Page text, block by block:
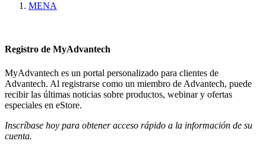
MENA
Registro de MyAdvantech
MyAdvantech es un portal personalizado para clientes de
Advantech. Al registrarse como un miembro de Advantech, puede
recibir las últimas noticias sobre productos, webinar y ofertas
especiales en eStore.
Inscríbase hoy para obtener acceso rápido a la información de su
cuenta.